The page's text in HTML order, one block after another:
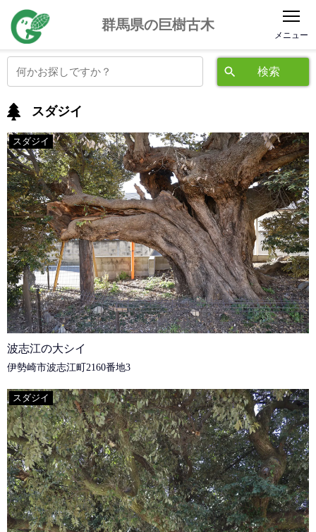
群馬県の巨樹古木
スダジイ
スダジイ
波志江の大シイ
伊勢崎市波志江町2160番地3
スダジイ